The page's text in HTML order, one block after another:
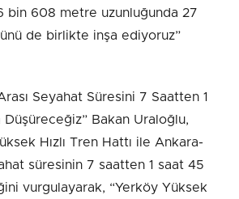
bin 608 metre uzunluğunda 27
de birlikte inşa ediyoruz”
Seyahat Süresini 7 Saatten 1
Bakan Uraloğlu,
Hızlı Tren Hattı ile Ankara-
süresinin 7 saatten 1 saat 45
vurgulayarak, “Yerköy Yüksek